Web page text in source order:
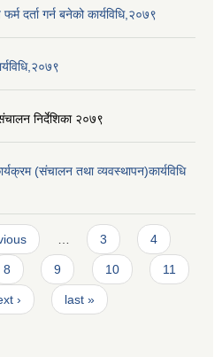
दर्ता गर्न बनेको कार्यविधि,२०७९
निर्देशिका २०७९
(संचालन तथा व्यवस्थापन)कार्यविधि
3 4
8 9 10 11
› last »